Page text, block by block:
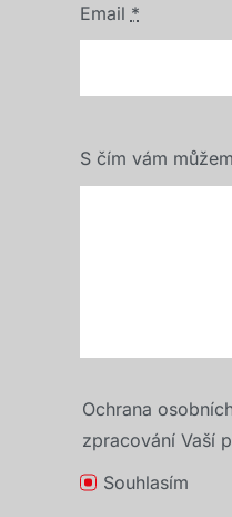
Email *
S čím vám
Ochrana
zpracování Vaší
Souhlasím